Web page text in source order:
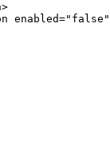
>
enabled=" false "